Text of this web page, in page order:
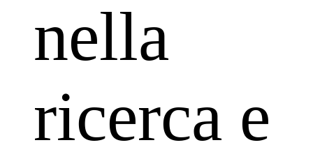
nella
ricerca e